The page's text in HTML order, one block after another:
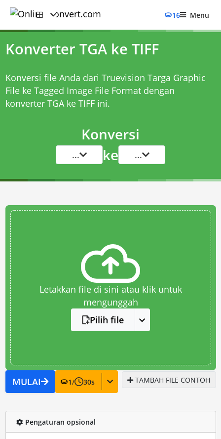
16 Menu
Konverter TGA ke TIFF
Konversi file Anda dari Truevision Targa Graphic
File ke Tagged Image File Format dengan
konverter TGA ke TIFFini.
Konversi
... ke ...
Letakkan file di sini atau klik untuk
mengunggah
Pilih file
MULAI 1/ 30s TAMBAH FILE CONTOH
Pengaturan opsional